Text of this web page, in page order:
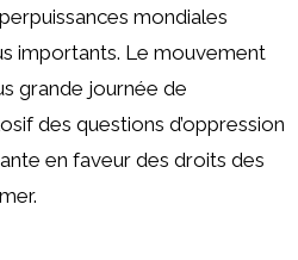
mondiales
importants. Le mouvement
grande journée de
des questions d’oppression
en faveur des droits des